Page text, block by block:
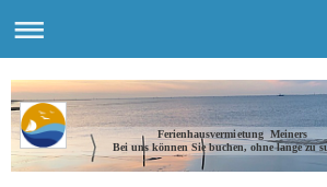
Ferienhausvermietung Meiners
Bei uns können Sie buchen, ohne lange zu